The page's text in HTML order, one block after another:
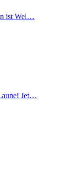
ist Wel…
Jet…